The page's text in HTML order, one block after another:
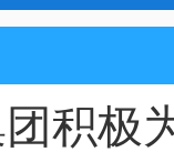
积极